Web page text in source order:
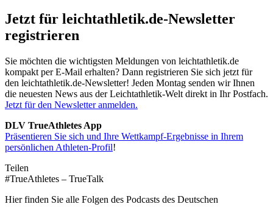
Jetzt für leichtathletik.de-Newsletter
registrieren
Sie möchten die wichtigsten Meldungen von leichtathletik.de
kompakt per E-Mail erhalten? Dann registrieren Sie sich jetzt für
den leichtathletik.de-Newsletter! Jeden Montag senden wir Ihnen
die neuesten News aus der Leichtathletik-Welt direkt in Ihr Postfach.
Jetzt für den Newsletter anmelden.
DLV TrueAthletes App
Präsentieren Sie sich und Ihre Wettkampf-Ergebnisse in Ihrem
persönlichen Athleten-Profil!
Teilen
#TrueAthletes – TrueTalk
Hier finden Sie alle Folgen des Podcasts des Deutschen